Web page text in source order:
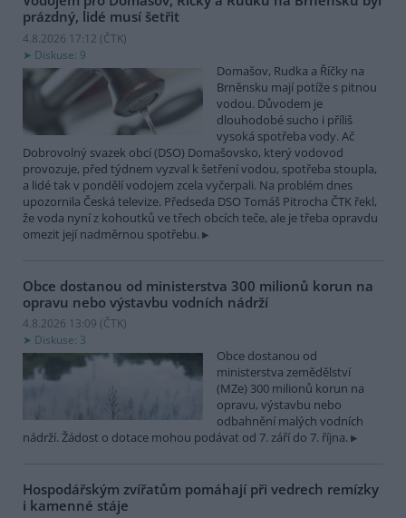
prázdný, lidé musí šetřit
4.8.2026 17:12 (ČTK)
Diskuse: 9
Domašov, Rudka a Říčky na
Brněnsku mají potíže s pitnou
vodou. Důvodem je
dlouhodobé sucho i příliš
vysoká spotřeba vody. Ač
Dobrovolný svazek obcí (DSO) Domašovsko, který vodovod
provozuje, před týdnem vyzval k šetření vodou, spotřeba stoupla,
a lidé tak v pondělí vodojem zcela vyčerpali. Na problém dnes
upozornila Česká televize. Předseda DSO Tomáš Pitrocha ČTK řekl,
že voda nyní z kohoutků ve třech obcích teče, ale je třeba opravdu
omezit její nadměrnou spotřebu.
Obce dostanou od ministerstva 300 milionů korun na
opravu nebo výstavbu vodních nádrží
4.8.2026 13:09 (ČTK)
Diskuse: 3
Obce dostanou od
ministerstva zemědělství
(MZe) 300 milionů korun na
opravu, výstavbu nebo
odbahnění malých vodních
nádrží. Žádost o dotace mohou podávat od 7. září do 7. října.
Hospodářským zvířatům pomáhají při vedrech remízky
i kamenné stáje